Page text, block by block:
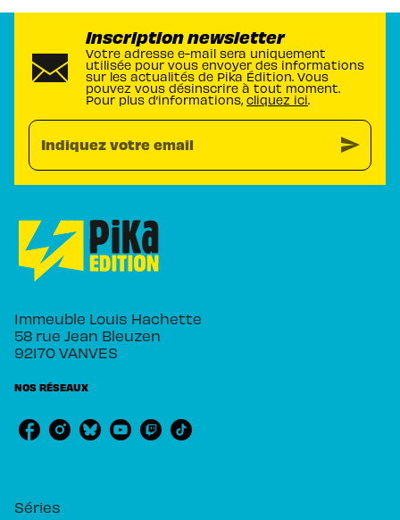
Inscription newsletter
Votre adresse e-mail sera uniquement
utilisée pour vous envoyer des informations
sur les actualités de Pika Édition. Vous
pouvez vous désinscrire à tout moment.
Pour plus d’informations, cliquez ici.
Indiquez votre email send
Immeuble Louis Hachette
58 rue Jean Bleuzen
92170 VANVES
NOS RÉSEAUX
Séries